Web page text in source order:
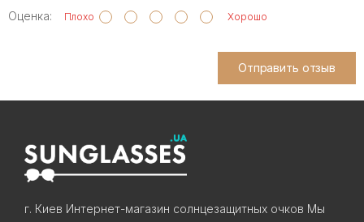
Оценка: Плохо Хорошо
Отправить отзыв
г. Киев Интернет-магазин солнцезащитных очков Мы